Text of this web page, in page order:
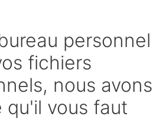
personnel
fichiers
nous avons
qu'il vous faut